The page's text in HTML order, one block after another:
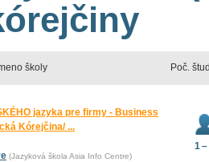
školy Poč.
jazyka pre firmy - Business
Kórejčina/ ...
(Jazyková škola Asia Info Centre)
1 –